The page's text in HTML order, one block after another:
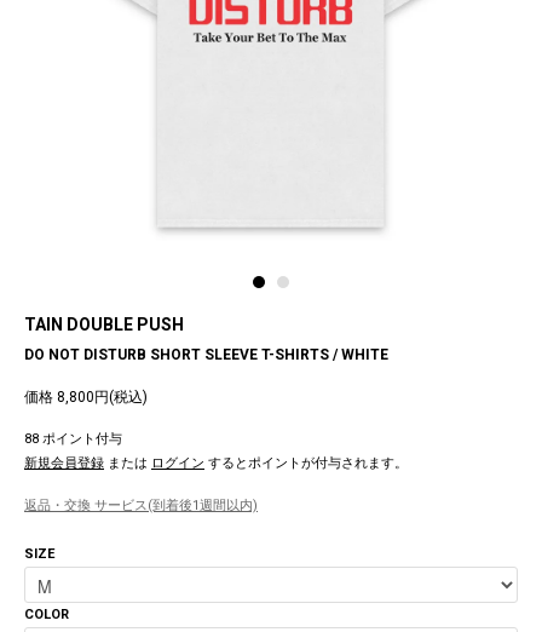
TAIN DOUBLE PUSH
DO NOT DISTURB SHORT SLEEVE T-SHIRTS / WHITE
価格 8,800円(税込)
88 ポイント付与
新規会員登録 または ログイン するとポイントが付与されます。
返品・交換 サービス(到着後1週間以内)
SIZE
COLOR